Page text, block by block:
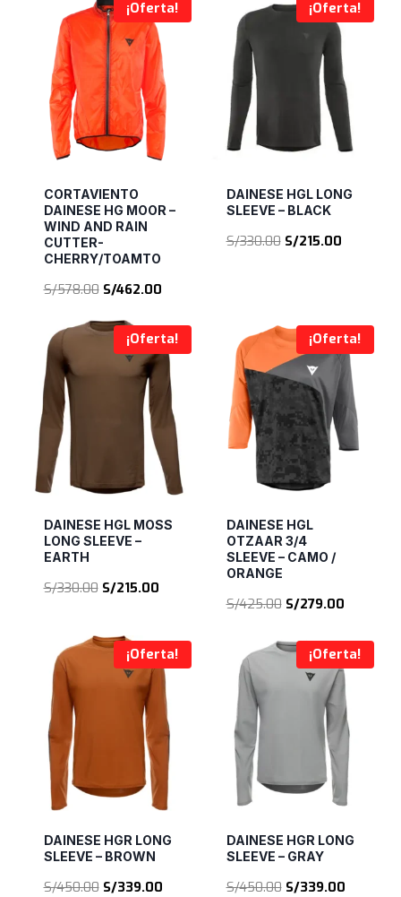
S/1,359.00.
es:
S/1,087.00.
¡Oferta!
CORTAVIENTO
DAINESE HG MOOR –
WIND AND RAIN
CUTTER-
CHERRY/TOAMTO
S/578.00 El
original
era:
S/578.00.
S/462.00El
actual
es:
S/462.00.
¡Oferta!
DAINESE HGL LONG
SLEEVE – BLACK
S/330.00 El
S/330.00.
S/215.00El
S/215.00.
¡Oferta!
DAINESE HGL MOSS
LONG SLEEVE –
EARTH
S/330.00 El
era:
S/330.00.
S/215.00El
es:
S/215.00.
¡Oferta!
DAINESE HGL
OTZAAR 3/4
SLEEVE – CAMO /
ORANGE
S/425.00 El
original
era:
S/425.00.
S/279.00El
actual
es:
S/279.00.
¡Oferta!
DAINESE HGR LONG
SLEEVE – BROWN
S/450.00 El
S/339.00El
¡Oferta!
DAINESE HGR LONG
SLEEVE – GRAY
S/450.00 El
S/339.00El